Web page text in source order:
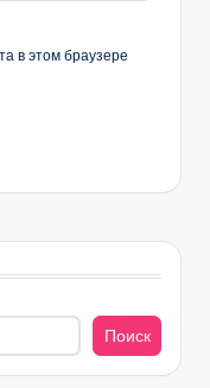
в этом браузере
Поиск